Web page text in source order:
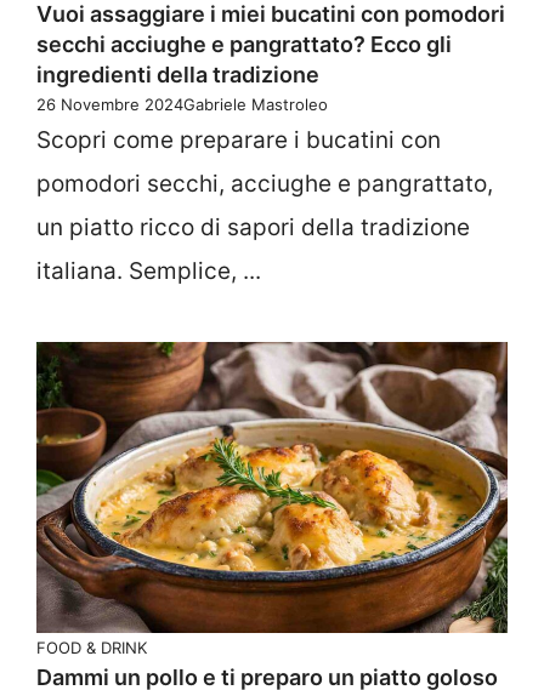
Vuoi assaggiare i miei bucatini con pomodori
secchi acciughe e pangrattato? Ecco gli
ingredienti della tradizione
26 Novembre 2024Gabriele Mastroleo
Scopri come preparare i bucatini con
pomodori secchi, acciughe e pangrattato,
un piatto ricco di sapori della tradizione
italiana. Semplice, ...
FOOD & DRINK
Dammi un pollo e ti preparo un piatto goloso